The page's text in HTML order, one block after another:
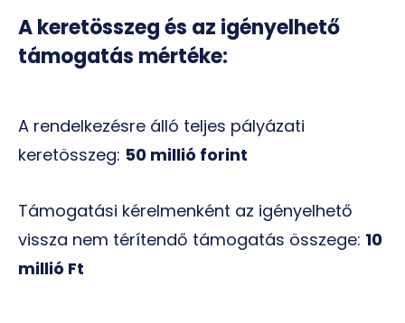
A keretösszeg és az igényelhető
támogatás mértéke:
A rendelkezésre álló teljes pályázati
keretösszeg: 50 millió forint
Támogatási kérelmenként az igényelhető
vissza nem térítendő támogatás összege: 10
millió Ft